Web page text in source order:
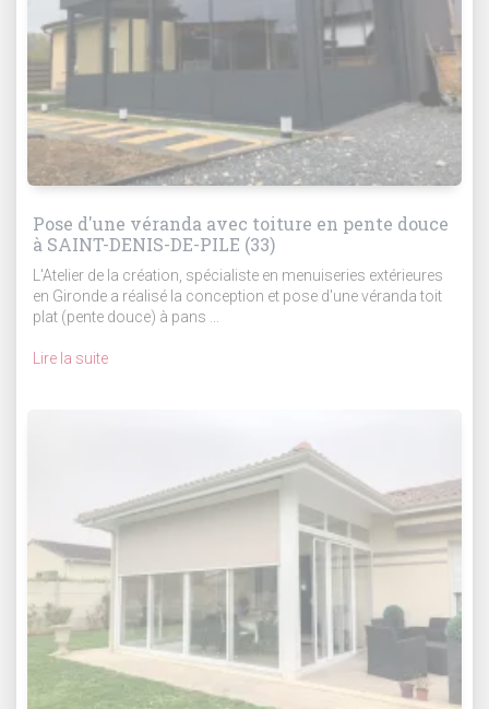
Pose d'une véranda avec toiture en pente douce
à SAINT-DENIS-DE-PILE (33)
L'Atelier de la création, spécialiste en menuiseries extérieures
en Gironde a réalisé la conception et pose d'une véranda toit
plat (pente douce) à pans ...
Lire la suite